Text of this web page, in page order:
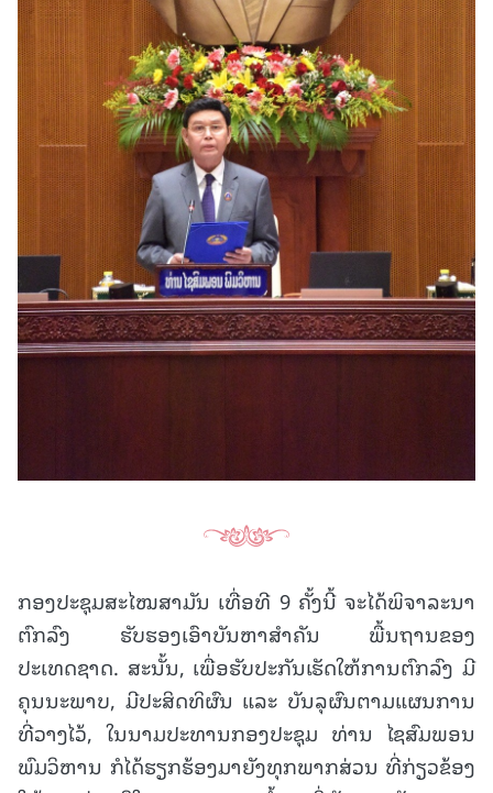
ກອງປະຊຸມສະໄໝສາມັນ ເທື່ອທີ 9 ຄັ້ງນີ້ ຈະໄດ້ພິຈາລະນາ
ຕົກລົງ ຮັບຮອງເອົາບັນຫາສໍາຄັນ ພື້ນຖານຂອງ
ປະເທດຊາດ. ສະນັ້ນ, ເພື່ອຮັບປະກັນເຮັດໃຫ້ການຕົກລົງ ມີ
ຄຸນນະພາບ, ມີປະສິດທິຜົນ ແລະ ບັນລຸຜົນຕາມແຜນການ
ທີ່ວາງໄວ້, ໃນນາມປະທານກອງປະຊຸມ ທ່ານ ໄຊສົມພອນ
ພົມວິຫານ ກໍໄດ້ຮຽກຮ້ອງມາຍັງທຸກພາກສ່ວນ ທີ່ກ່ຽວຂ້ອງ